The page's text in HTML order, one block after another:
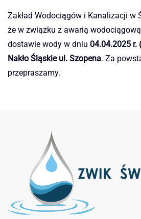
Zakład Wodociągów i Kanalizacji w
że w związku z awarią
dostawie wody w dniu 04.04.2025 r.
Nakło Śląskie ul. Szopena. Za
przepraszamy.